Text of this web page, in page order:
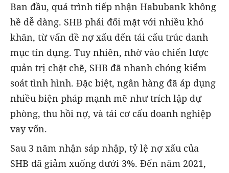
Ban đầu, quá trình tiếp nhận Habubank không
hề dễ dàng. SHB phải đối mặt với nhiều khó
khăn, từ vấn đề nợ xấu đến tái cấu trúc danh
mục tín dụng. Tuy nhiên, nhờ vào chiến lược
quản trị chặt chẽ, SHB đã nhanh chóng kiểm
soát tình hình. Đặc biệt, ngân hàng đã áp dụng
nhiều biện pháp mạnh mẽ như trích lập dự
phòng, thu hồi nợ, và tái cơ cấu doanh nghiệp
vay vốn.
Sau 3 năm nhận sáp nhập, tỷ lệ nợ xấu của
SHB đã giảm xuống dưới 3%. Đến năm 2021,